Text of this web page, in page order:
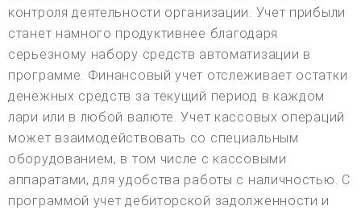
контроля деятельности организации. Учет прибыли
станет намного продуктивнее благодаря
серьезному набору средств автоматизации в
программе. Финансовый учет отслеживает остатки
денежных средств за текущий период в каждом
лари или в любой валюте. Учет кассовых операций
может взаимодействовать со специальным
оборудованием, в том числе с кассовыми
аппаратами, для удобства работы с наличностью. С
программой учет дебиторской задолженности и